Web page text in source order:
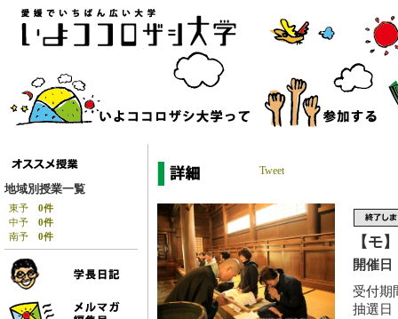
地域別授業一覧
東予 0件
中予 0件
南予 0件
Tweet
【モ
開催日
受付期
抽選日